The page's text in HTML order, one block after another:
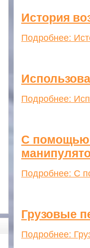
История
Подробнее:
Подробнее:
С помощью
Подробнее: С
Грузовые
Подробнее: